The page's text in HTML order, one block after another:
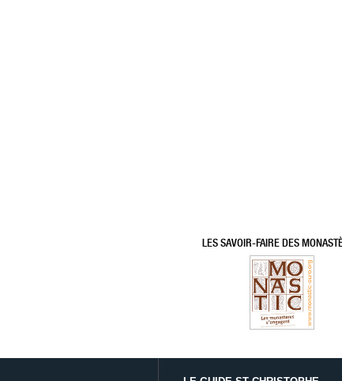
LES SAVOIR-FAIRE DES